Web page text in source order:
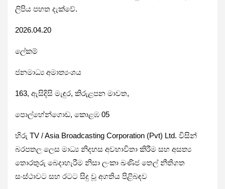
ලිපිය පහත දැක්වේ.
2026.04.20
ලේකම්
ජනමාධ්‍ය අමාත්‍යංශය
163, ඇසිදිසි මැඳුර, කිරුළපන මාවත,
පොල්හේන්ගොඩ, කොළඹ 05
හිරු TV / Asia Broadcasting Corporation (Pvt) Ltd. විසින්
බරපතල ලෙස මාධ්‍ය නිදහස අවභාවිතා කිරීම සහ අසත්‍ය
තොරතුරු බෙදාහැරීම නිසා ලංකා ඛණිජ තෙල් නීතිගත
සංස්ථාවට සහ රටට සිදු වූ අගතිය පිළිබඳව